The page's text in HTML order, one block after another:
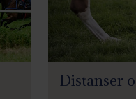
Distanser